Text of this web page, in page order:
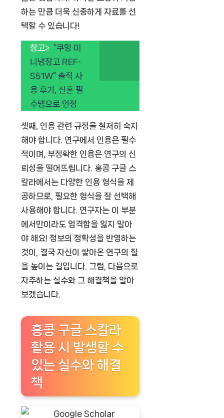
하는 만큼 더욱 신중하게 자료를 선
택할 수 있습니다!
참고> “쿠잉 미
니냉장고 REF-
S51W” 솔직 사
용 후기, 신혼 필
수템으로 인정
셋째, 인용 관련 규정을 철저히 숙지
해야 합니다. 연구에서 인용은 필수
적이며, 부정확한 인용은 연구의 신
뢰성을 떨어뜨립니다. 홍콩 구글 스
칼라에서는 다양한 인용 형식을 제
공하므로, 필요한 형식을 잘 선택해
사용해야 합니다. 연구자는 이 부분
에서만이라도 엄격함을 잃지 말아
야 해요! 정보의 정확성을 반영하는
것이, 결국 자신이 쌓아온 연구의 질
을 높이는 길입니다. 그럼, 다음으로
자주하는 실수와 그 해결책을 알아
보겠습니다.
홍콩 구글 스칼라
활용 시 발생할 수
있는 실수와 해결
책